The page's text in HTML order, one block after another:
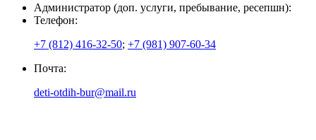
Администратор (доп. услуги, пребывание, ресепшн):
Телефон:
+7 (812) 416-32-50; +7 (981) 907-60-34
Почта:
deti-otdih-bur@mail.ru